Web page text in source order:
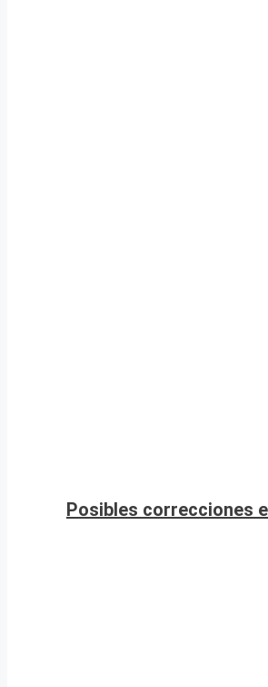
Posibles correcciones